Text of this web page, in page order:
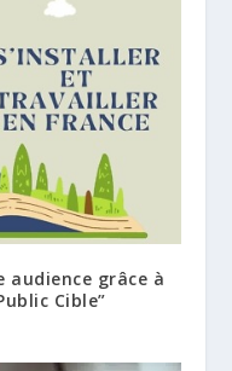
audience grâce à
Cible”